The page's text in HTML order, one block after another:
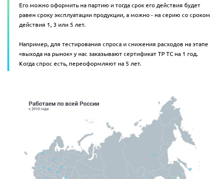
Его можно оформить на партию и тогда срок его действия будет
равен сроку эксплуатации продукции, а можно - на серию со сроком
действия 1, 3 или 5 лет.
Например, для тестирования спроса и снижения расходов на этапе
«выхода на рынок» у нас заказывают сертификат ТР ТС на 1 год.
Когда спрос есть, переоформляют на 5 лет.